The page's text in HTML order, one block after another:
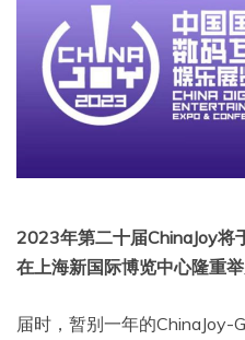
2023年第二十届ChinaJoy
在上海新国际博览中心隆重举
届时，暂别一年的ChinaJoy-